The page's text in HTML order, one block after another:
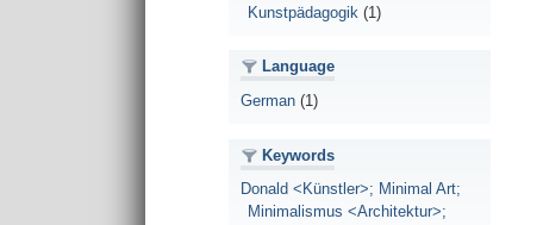
Kunstpädagogik (1)
Language
German (1)
Keywords
Donald <Künstler>; Minimal Art;
Minimalismus <Architektur>;